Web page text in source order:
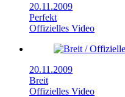
20.11.2009
Perfekt
Offizielles Video
20.11.2009
Breit
Offizielles Video